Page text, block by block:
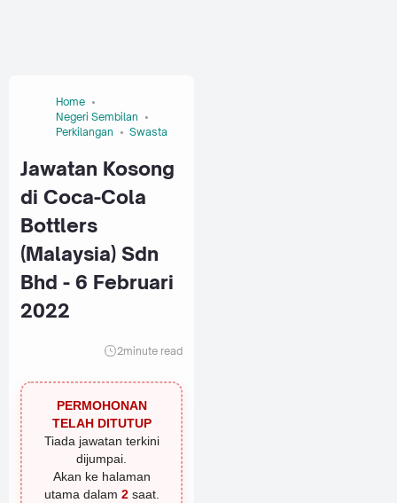
Home
Negeri Sembilan
Perkilangan
Swasta
Jawatan Kosong
di Coca-Cola
Bottlers
(Malaysia) Sdn
Bhd - 6 Februari
2022
2minute read
PERMOHONAN
TELAH DITUTUP
Tiada jawatan terkini
dijumpai.
Akan ke halaman
utama dalam 1saat.